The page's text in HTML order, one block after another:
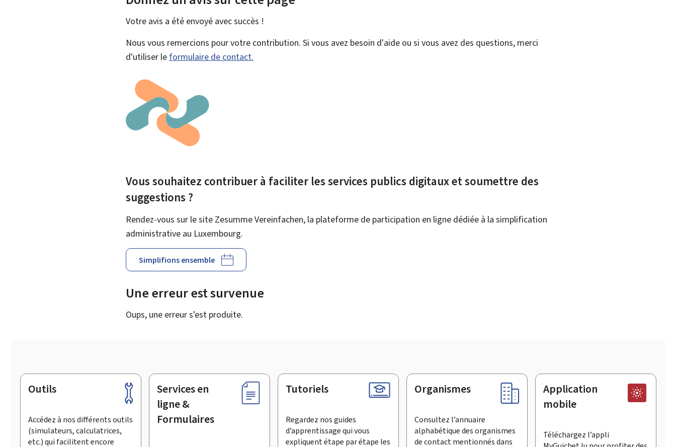
Votre avis a été envoyé avecsuccès !
Nous vous remercions pour votre contribution. Si vous avez besoin d'aide ou si vous avez des questions, merci
d'utiliser le formulaire de contact.
Vous souhaitez contribuer à faciliter les services publics digitaux et soumettre des
suggestions ?
Rendez-vous sur le site Zesumme Vereinfachen, la plateforme de participation en ligne dédiée à la simplification
administrative au Luxembourg.
Simplifions ensemble
Une erreur est survenue
Oups, une erreur s'est produite.
Pied
page
Outils
Accédez à nos différents outils
(simulateurs, calculatrices,
etc.) qui facilitent encore
Services en
ligne &
Formulaires
Tutoriels
Regardez nos guides
d’apprentissage qui vous
expliquent étape par étape les
Organismes
Consultez l’annuaire
alphabétique des organismes
de contact mentionnés dans
Application
mobile
Téléchargez l’appli